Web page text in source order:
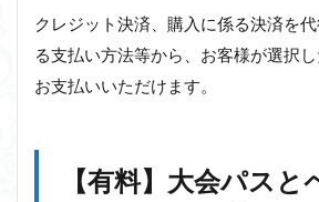
クレジット決済、購入に係る決済を
る支払い方法等から、お客様が選択
お支払いいただけます。
【有料】大会パスと